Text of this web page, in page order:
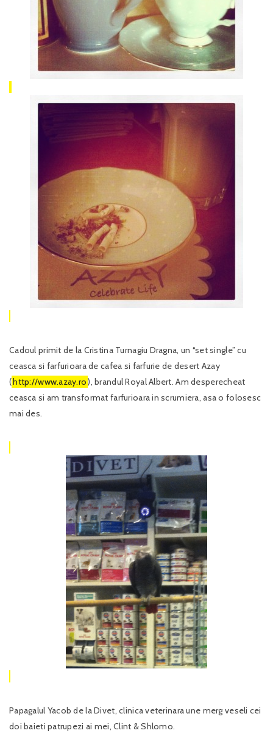
Cadoul primit de la Cristina Turnagiu Dragna, un “set single” cu
ceasca si farfurioara de cafea si farfurie de desert Azay
(http://www.azay.ro), brandul Royal Albert. Am desperecheat
ceasca si am transformat farfurioara in scrumiera, asa o folosesc
mai des.
Papagalul Yacob de la Divet, clinica veterinara une merg veseli cei
doi baieti patrupezi ai mei, Clint & Shlomo.